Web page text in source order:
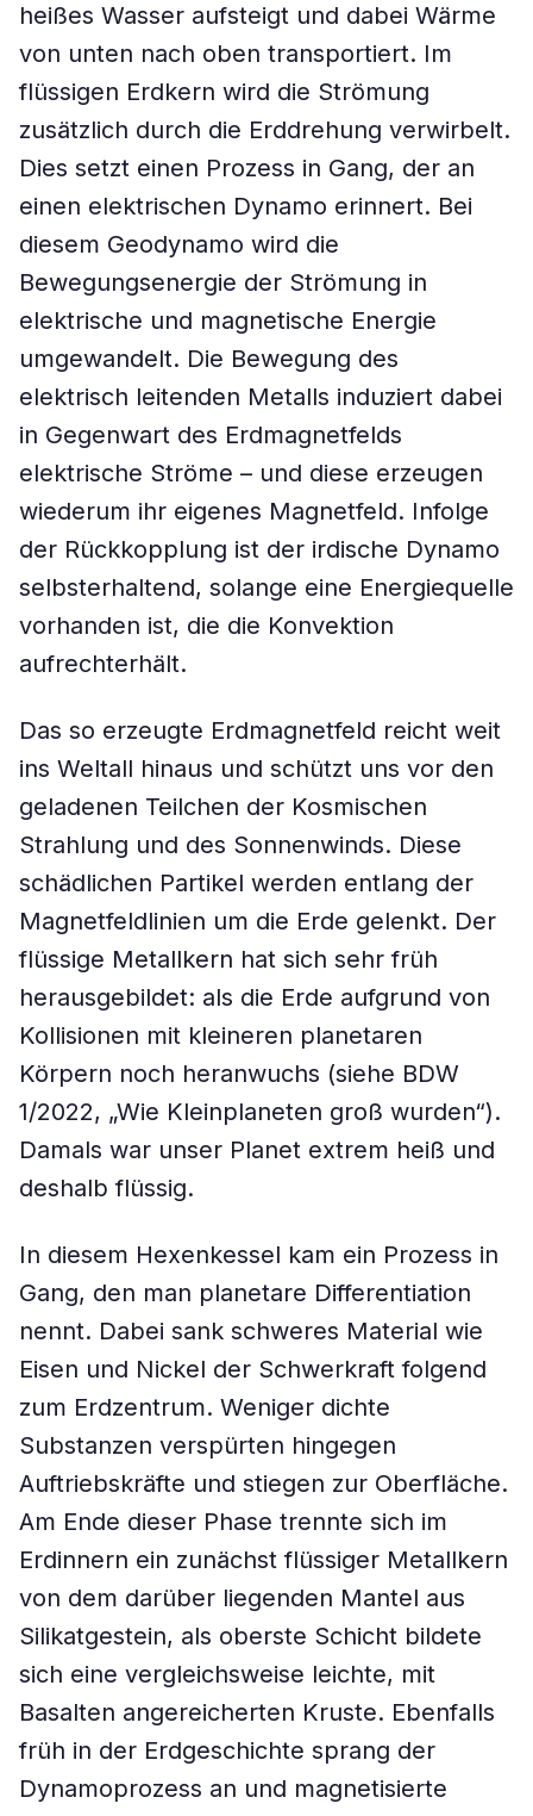
heißes Wasser aufsteigt und dabei Wärme
von unten nach oben transportiert. Im
flüssigen Erdkern wird die Strömung
zusätzlich durch die Erddrehung verwirbelt.
Dies setzt einen Prozess in Gang, der an
einen elektrischen Dynamo erinnert. Bei
diesem Geodynamo wird die
Bewegungsenergie der Strömung in
elektrische und magnetische Energie
umgewandelt. Die Bewegung des
elektrisch leitenden Metalls induziert dabei
in Gegenwart des Erdmagnetfelds
elektrische Ströme – und diese erzeugen
wiederum ihr eigenes Magnetfeld. Infolge
der Rückkopplung ist der irdische Dynamo
selbsterhaltend, solange eine Energiequelle
vorhanden ist, die die Konvektion
aufrechterhält.
Das so erzeugte Erdmagnetfeld reicht weit
ins Weltall hinaus und schützt uns vor den
geladenen Teilchen der Kosmischen
Strahlung und des Sonnenwinds. Diese
schädlichen Partikel werden entlang der
Magnetfeldlinien um die Erde gelenkt. Der
flüssige Metallkern hat sich sehr früh
herausgebildet: als die Erde aufgrund von
Kollisionen mit kleineren planetaren
Körpern noch heranwuchs (siehe BDW
1/2022, „Wie Kleinplaneten groß wurden“).
Damals war unser Planet extrem heiß und
deshalb flüssig.
In diesem Hexenkessel kam ein Prozess in
Gang, den man planetare Differentiation
nennt. Dabei sank schweres Material wie
Eisen und Nickel der Schwerkraft folgend
zum Erdzentrum. Weniger dichte
Substanzen verspürten hingegen
Auftriebskräfte und stiegen zur Oberfläche.
Am Ende dieser Phase trennte sich im
Erdinnern ein zunächst flüssiger Metallkern
von dem darüber liegenden Mantel aus
Silikatgestein, als oberste Schicht bildete
sich eine vergleichsweise leichte, mit
Basalten angereicherten Kruste. Ebenfalls
früh in der Erdgeschichte sprang der
Dynamoprozess an und magnetisierte